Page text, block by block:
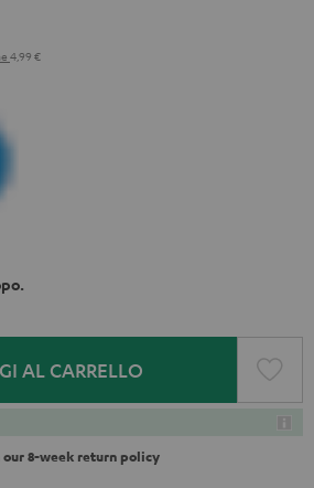
4,99 €
AL CARRELLO
8-week return policy